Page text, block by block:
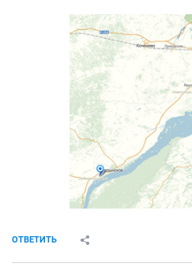
ОТВЕТИТЬ